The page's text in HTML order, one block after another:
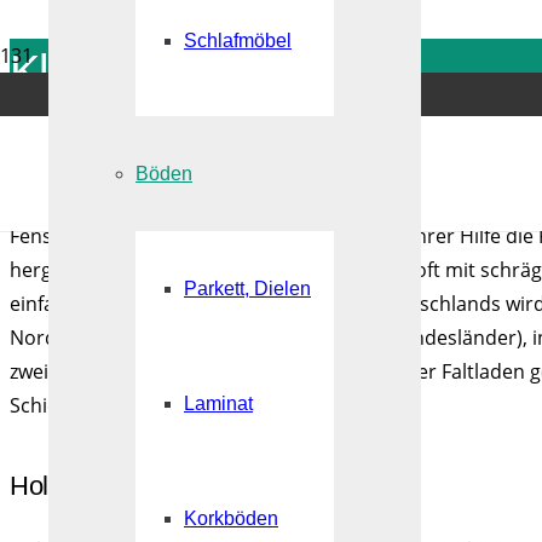
Schlafmöbel
Böden
Parkett, Dielen
Laminat
Korkböden
Klappläden
Fenstern so angebracht wird, dass man mit ihrer Hilfe
hergestellt, meistens behandeltes Holz, und oft mit
einfallen kann. In vereinzelten Regionen Deutschlands
Norddeutschland) oder Drehladen (neue
zweigeteilt, seltener einteilig. Mehrteilig wird er Faltladen
Schiebeladen
Holzklappläden